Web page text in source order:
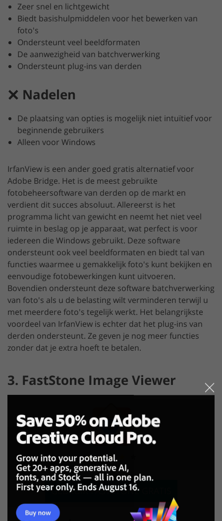
Zeer snel en lichtgewicht
Biedt basishulpmiddelen voor het bewerken van
foto's
Ondersteunt veel beeldformaten
De aanwezigheid van batchverwerking
Ondersteunt plug-ins van derden
Nadelen
De plaatsing van opties is mogelijk niet intuïtief voor
beginnende gebruikers
Alleen voor Windows
IrfanView is een ander goed gratis alternatief voor
Adobe Bridge. Het is de meest gebruikte
fotobeheersoftware van derden op de markt en
verdient dit succes absoluut. Allereerst is het
programma licht van gewicht en neemt het niet veel
ruimte in beslag op je apparaat, wat perfect is voor
iedereen die Windows gebruikt. Deze software
ondersteunt ook veel beeldformaten en biedt tal van
functies waarmee u gemakkelijk foto's kunt bekijken en
eenvoudige fotobewerkingen kunt uitvoeren.
Bovendien ondersteunt deze software batchverwerking
van foto's als u de belasting wilt verminderen terwijl u
met meerdere foto's tegelijk werkt. Het belangrijkste
voordeel van IrfanView is echter dat het plug-ins van
derden ondersteunt. Ze geven je nog meer functies
zonder dat je extra hoeft te betalen.
3. FastStone Image Viewer
GEBRUIK FASTSTONE GRATIS